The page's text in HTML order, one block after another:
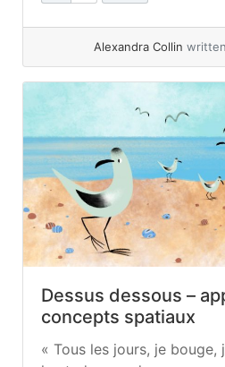
justesse exquise, des
read moreAlexandra Collin
Dessus dessous –
concepts spatiaux
« Tous les jours, je bouge,